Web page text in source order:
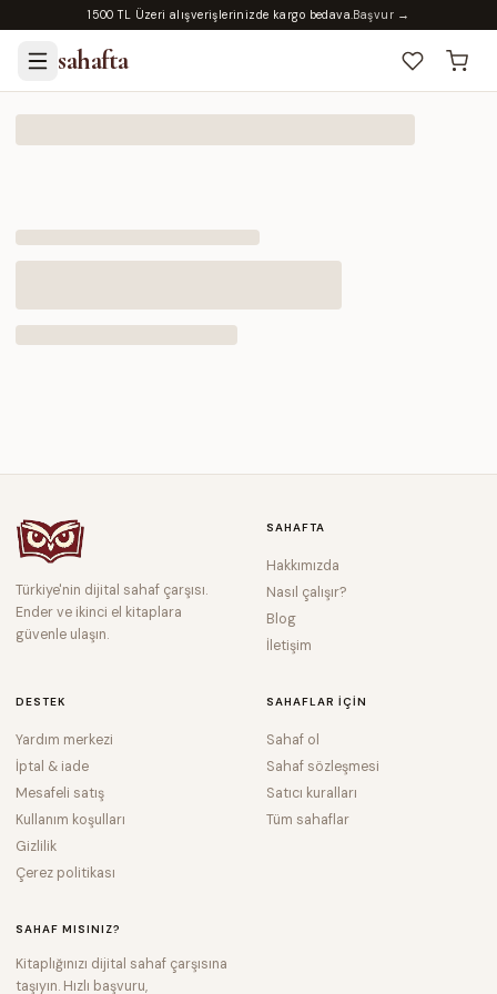
1500 TL Üzeri alışverişlerinizde kargo bedava.Başvur →
sahafta
Türkiye'nin dijital sahaf çarşısı.
Ender ve ikinci el kitaplara
güvenle ulaşın.
SAHAFTA
Hakkımızda
Nasıl çalışır?
Blog
İletişim
DESTEK
Yardım merkezi
İptal & iade
Mesafeli satış
Kullanım koşulları
Gizlilik
Çerez politikası
SAHAFLAR IÇIN
Sahaf ol
Sahaf sözleşmesi
Satıcı kuralları
Tüm sahaflar
SAHAF MISINIZ?
Kitaplığınızı dijital sahaf çarşısına
taşıyın. Hızlı başvuru,